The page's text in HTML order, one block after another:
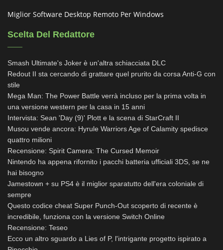
Miglior Software Desktop Remoto Per Windows
Scelta Del Redattore
Smash Ultimate's Joker è un'altra schiacciata DLC
Redout II sta cercando di grattare quel prurito da corsa Anti-G con
stile
Mega Man: The Power Battle verrà incluso per la prima volta in
una versione western per la casa in 15 anni
Intervista: Sean 'Day (9)' Plott e la scena di StarCraft II
Musou vende ancora: Hyrule Warriors Age of Calamity spedisce
quattro milioni
Recensione: Spirit Camera: The Cursed Memoir
Nintendo ha appena rifornito i pacchi batteria ufficiali 3DS, se ne
hai bisogno
Jamestown + su PS4 è il miglior sparatutto dell'era coloniale di
sempre
Questo codice cheat Super Punch-Out scoperto di recente è
incredibile, funziona con la versione Switch Online
Recensione: Teseo
Ecco un altro sguardo a Lies of P, l'intrigante progetto ispirato a